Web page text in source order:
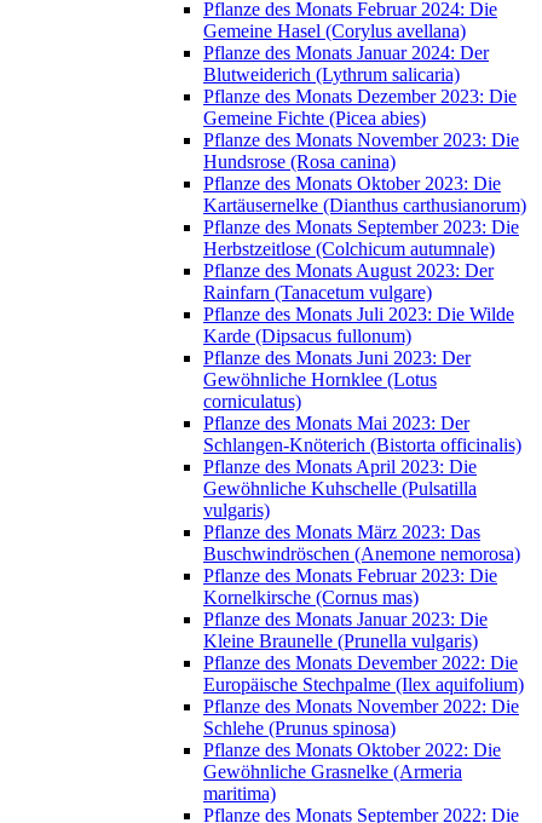
Pflanze des Monats Februar 2024: Die
Gemeine Hasel (Corylus avellana)
Pflanze des Monats Januar 2024: Der
Blutweiderich (Lythrum salicaria)
Pflanze des Monats Dezember 2023: Die
Gemeine Fichte (Picea abies)
Pflanze des Monats November 2023: Die
Hundsrose (Rosa canina)
Pflanze des Monats Oktober 2023: Die
Kartäusernelke (Dianthus carthusianorum)
Pflanze des Monats September 2023: Die
Herbstzeitlose (Colchicum autumnale)
Pflanze des Monats August 2023: Der
Rainfarn (Tanacetum vulgare)
Pflanze des Monats Juli 2023: Die Wilde
Karde (Dipsacus fullonum)
Pflanze des Monats Juni 2023: Der
Gewöhnliche Hornklee (Lotus
corniculatus)
Pflanze des Monats Mai 2023: Der
Schlangen-Knöterich (Bistorta officinalis)
Pflanze des Monats April 2023: Die
Gewöhnliche Kuhschelle (Pulsatilla
vulgaris)
Pflanze des Monats März 2023: Das
Buschwindröschen (Anemone nemorosa)
Pflanze des Monats Februar 2023: Die
Kornelkirsche (Cornus mas)
Pflanze des Monats Januar 2023: Die
Kleine Braunelle (Prunella vulgaris)
Pflanze des Monats Devember 2022: Die
Europäische Stechpalme (Ilex aquifolium)
Pflanze des Monats November 2022: Die
Schlehe (Prunus spinosa)
Pflanze des Monats Oktober 2022: Die
Gewöhnliche Grasnelke (Armeria
maritima)
Pflanze des Monats September 2022: Die